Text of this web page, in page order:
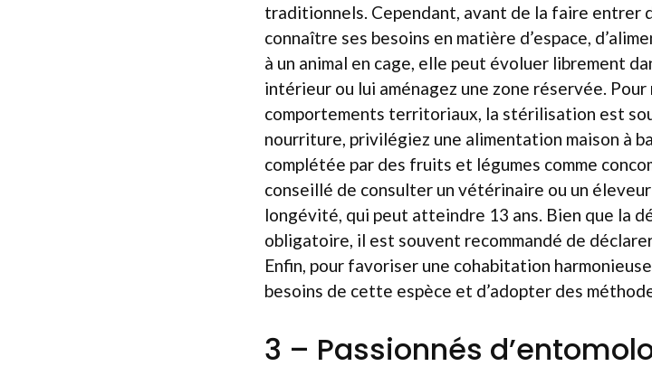
traditionnels. Cependant, avant de la faire entrer
connaître ses besoins en matière d’espace,
à un animal en cage, elle peut évoluer librement
intérieur ou lui aménagez une zone réservée.
comportements territoriaux, la stérilisation est
nourriture, privilégiez une alimentation maison à
complétée par des fruits et légumes comme
conseillé de consulter un vétérinaire ou un
longévité, qui peut atteindre 13 ans. Bien que la
obligatoire, il est souvent recommandé de
Enfin, pour favoriser une cohabitation
besoins de cette espèce et d’adopter des
3 – Passionnés